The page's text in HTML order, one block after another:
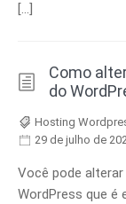
[…]
Como
do
Hosting
29 de julho de
Você pode
WordPress que é